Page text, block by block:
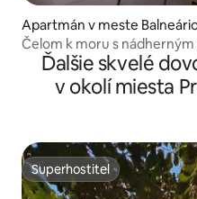
Apartmán v meste
Čelom k moru s
Ďalšie skvelé
v okolí miesta
Superhostiteľ
Superhostiteľ